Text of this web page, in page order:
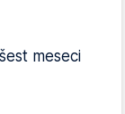
meseci